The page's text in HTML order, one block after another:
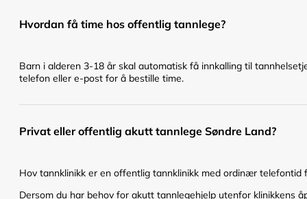
Hvordan få time hos offentlig tannlege?
Barn i alderen 3-18 år skal automatisk få innkalling til
telefon eller e-post for å bestille time.
Privat eller offentlig akutt tannlege Søndre Land?
Hov tannklinikk er en offentlig tannklinikk med ordinær telefontid
Dersom du har behov for akutt tannlegehjelp utenfor klinikkens